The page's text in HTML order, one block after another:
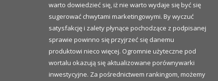
warto dowiedzieć się, iż nie warto wydaje się być się
sugerować chwytami marketingowymi. By wyczuć
satysfakcję i zalety płynące pochodzące z podpisanej
sprawie powinno się przyjrzeć się danemu
produktowi nieco więcej. Ogromnie użyteczne pod
wortalu okazują się aktualizowane porównywarki
inwestycyjne. Za pośrednictwem rankingom, możemy